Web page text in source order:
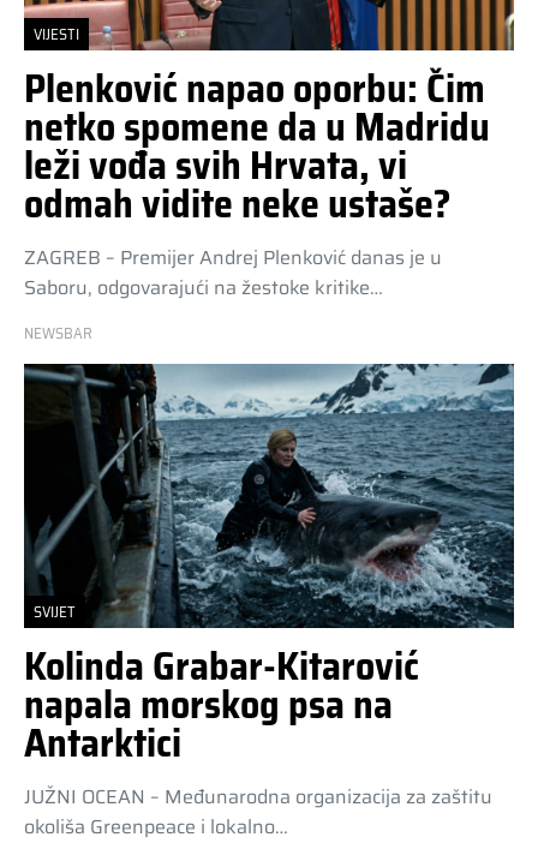
VIJESTI
Plenković napao oporbu: Čim
netko spomene da u Madridu
leži vođa svih Hrvata, vi
odmah vidite neke ustaše?
ZAGREB – Premijer Andrej Plenković danas je u
Saboru, odgovarajući na žestoke kritike…
NEWSBAR
SVIJET
Kolinda Grabar-Kitarović
napala morskog psa na
Antarktici
JUŽNI OCEAN – Međunarodna organizacija za zaštitu
okoliša Greenpeace i lokalno…